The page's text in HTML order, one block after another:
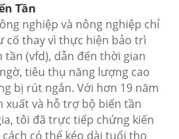
Tần
nghiệp và nông nghiệp chỉ
cố thay vì thực hiện bảo trì
tần (vfd), dẫn đến thời gian
tiêu thụ năng lượng cao
bị rút ngắn. Với hơn 19 năm
xuất và hỗ trợ bộ biến tần
tôi đã trực tiếp chứng kiến
có thể kéo dài tuổi thọ